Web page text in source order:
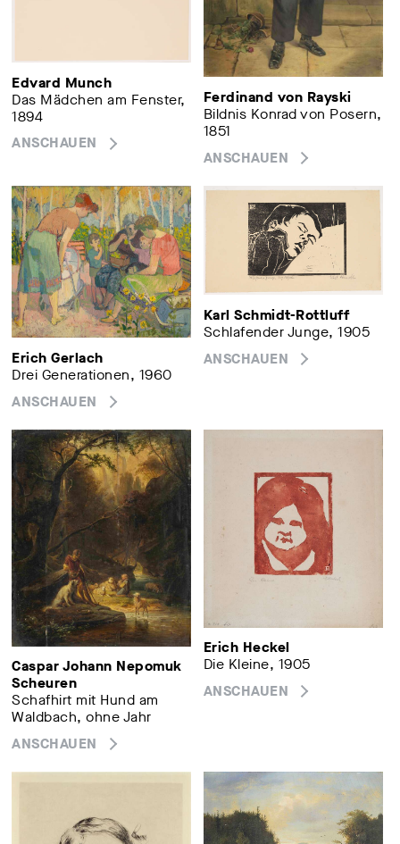
Edvard Munch
Das Mädchen am Fenster,
1894
ANSCHAUEN
Ferdinand von Rayski
Bildnis Konrad von Posern,
1851
ANSCHAUEN
Erich Gerlach
Drei Generationen, 1960
ANSCHAUEN
Karl Schmidt-Rottluff
Schlafender Junge, 1905
ANSCHAUEN
Caspar Johann Nepomuk
Scheuren
Schafhirt mit Hund am
Waldbach, ohne Jahr
ANSCHAUEN
Erich Heckel
Die Kleine, 1905
ANSCHAUEN